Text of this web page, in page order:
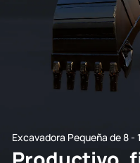
Excavadora Pequeña de 8 -